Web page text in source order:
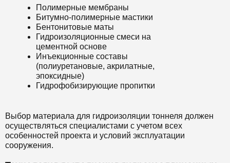
Полимерные мембраны
Битумно-полимерные мастики
Бентонитовые маты
Гидроизоляционные смеси на
цементной основе
Инъекционные составы
(полиуретановые, акрилатные,
эпоксидные)
Гидрофобизирующие пропитки
Выбор материала для гидроизоляции тоннеля должен
осуществляться специалистами с учетом всех
особенностей проекта и условий эксплуатации
сооружения.